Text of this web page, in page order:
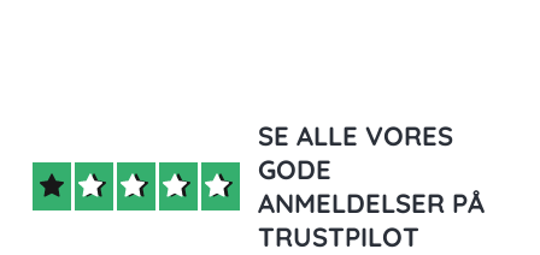
SE ALLE VORES
GODE
ANMELDELSER PÅ
TRUSTPILOT